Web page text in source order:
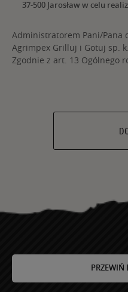
37-500 Jarosław w celu
Administratorem Pani/Pana
Agrimpex Grilluj i Gotuj sp.
Zgodnie z art. 13 Ogólnego
danych (Dz. Urz. UE.L 2016
Administratorem Pani/
37-500 Jarosław, nr tel.
Pani/Pana dane osobowe
podstawie art. 6 ust.1 a)
sprostowania, usunięcia
oraz prawo do
przed jej cofnięciem.
Posiada Pani/Pan prawo
PRZEWIŃ